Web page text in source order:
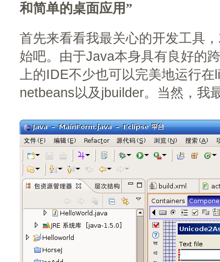
和简单的桌面应用”
首先来看看我最关心的开发工具
始吧。由于Java本身具有良好的
上的IDE不少也可以完美地运行
netbeans以及jbuilder。当然，我